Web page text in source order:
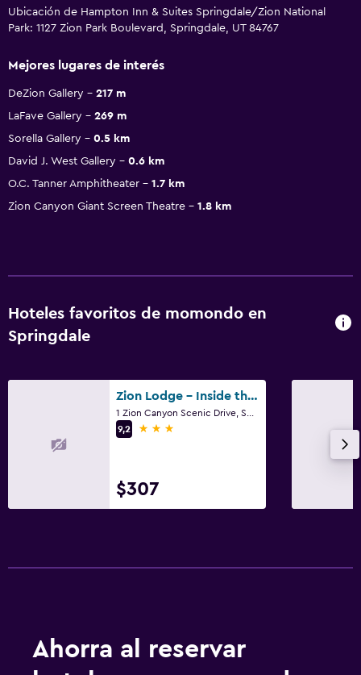
Ubicación de Hampton Inn & Suites Springdale/Zion National
Park: 1127 Zion Park Boulevard, Springdale, UT 84767
Mejores lugares de interés
DeZion Gallery
217 m
LaFave Gallery
269 m
Sorella Gallery
0.5 km
David J. West Gallery
0.6 km
O.C. Tanner Amphitheater
1.7 km
Zion Canyon Giant Screen Theatre
1.8 km
Hoteles favoritos de momondo en
Springdale
Zion Lodge - Inside the Park
9,2
3 estrellas
$307
Ahorra al reservar